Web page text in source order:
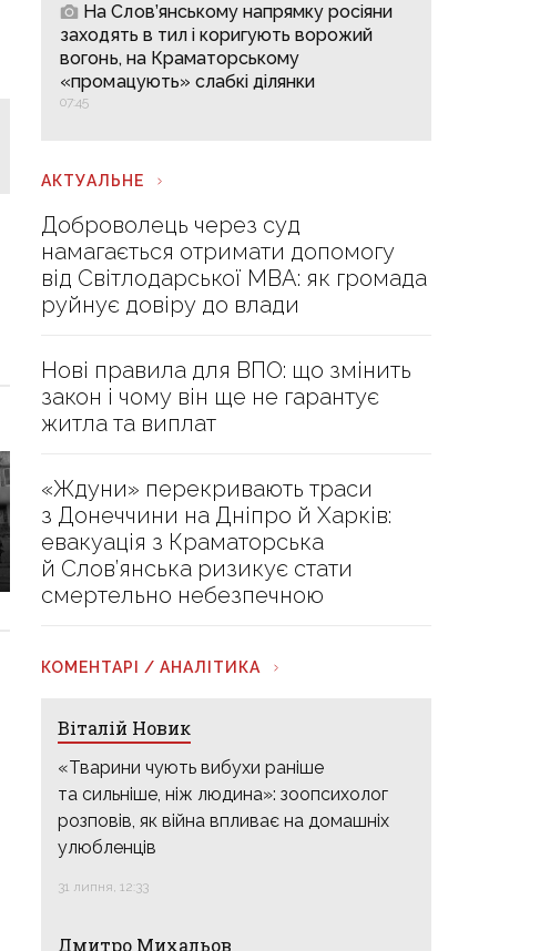
На Слов’янському напрямку росіяни
заходять в тил і коригують ворожий
вогонь, на Краматорському
«промацують» слабкі ділянки
07:45
АКТУАЛЬНЕ
Доброволець через суд
намагається отримати допомогу
від Світлодарської МВА: як громада
руйнує довіру до влади
Нові правила для ВПО: що змінить
закон і чому він ще не гарантує
житла та виплат
«Ждуни» перекривають траси
з Донеччини на Дніпро й Харків:
евакуація з Краматорська
й Слов’янська ризикує стати
смертельно небезпечною
КОМЕНТАРІ / АНАЛІТИКА
Віталій Новик
«Тварини чують вибухи раніше
та сильніше, ніж людина»: зоопсихолог
розповів, як війна впливає на домашніх
улюбленців
31 липня, 12:33
Дмитро Михальов